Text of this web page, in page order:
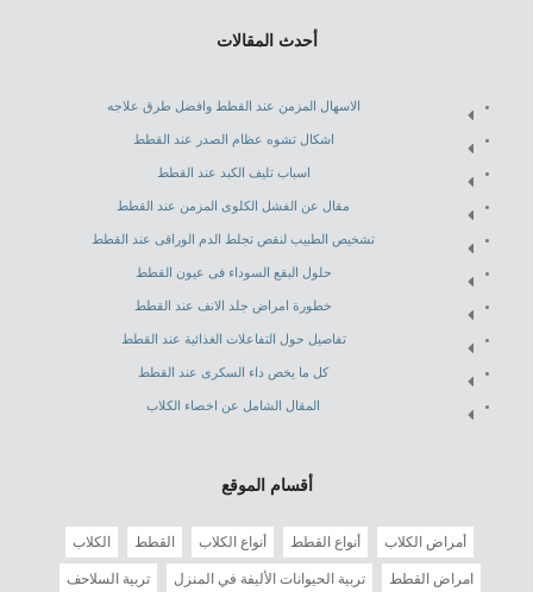
أحدث المقالات
الاسهال المزمن عند القطط وافضل طرق علاجه
اشكال تشوه عظام الصدر عند القطط
اسباب تليف الكبد عند القطط
مقال عن الفشل الكلوى المزمن عند القطط
تشخيص الطبيب لنقص تجلط الدم الوراقى عند القطط
حلول البقع السوداء فى عيون القطط
خطورة امراض جلد الانف عند القطط
تفاصيل حول التفاعلات الغذائية عند القطط
كل ما يخص داء السكرى عند القطط
المقال الشامل عن اخصاء الكلاب
أقسام الموقع
أمراض الكلاب أنواع القطط أنواع الكلاب القطط الكلاب
امراض القطط تربية الحيوانات الأليفة في المنزل تربية السلاحف